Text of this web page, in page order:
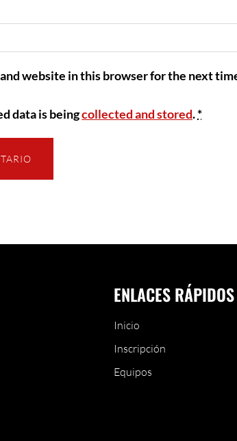
website in this browser for the next
data is beingcollected and stored.*
ENLACES RÁPIDOS
Inicio
Inscripción
Equipos